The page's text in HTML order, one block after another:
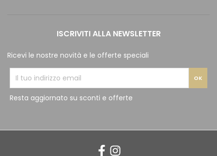
ISCRIVITI ALLA NEWSLETTER
Ricevi le nostre novità e le offerte speciali
Resta aggiornato su sconti e offerte